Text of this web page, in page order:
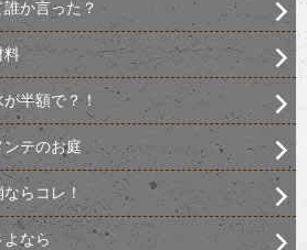
か言った？
料
半額で？！
テのお庭
らコレ！
なら